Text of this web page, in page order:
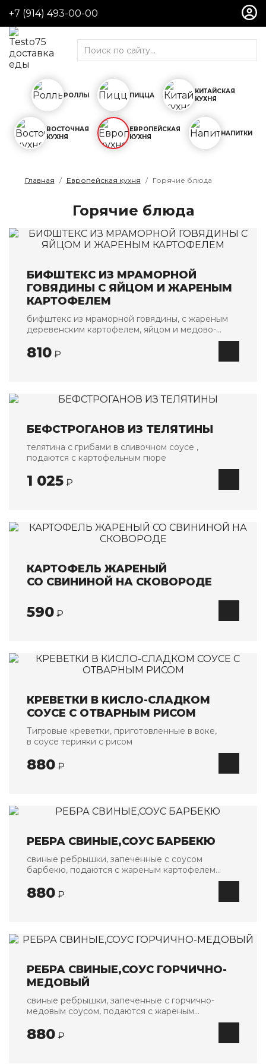
+7 (914) 493-00-00
Роллы
Холодные роллы
Поке
Сеты
Пицца
Пицца на тонком тесте
Пицца KING
Китайская кухня
Горячие блюда
Восточная кухня
Салаты
Закуски
Горячие блюда
Салаты
Первые блюда
Паста / WOK
Десерты
Банкетные блюда
Напитки
АКЦИИ
РОЛЛЫ ПИЦЦА
КИТАЙСКАЯ
КУХНЯ
ВОСТОЧНАЯ
КУХНЯ
ЕВРОПЕЙСКАЯ
КУХНЯ
НАПИТКИ
Главная Европейская кухня Горячие блюда
Горячие блюда
БИФШТЕКС ИЗ МРАМОРНОЙ
ГОВЯДИНЫ С ЯЙЦОМ И ЖАРЕНЫМ
КАРТОФЕЛЕМ
бифштекс из мраморной говядины, с жареным
деревенским картофелем, яйцом и медово-
810 ₽
БЕФСТРОГАНОВ ИЗ ТЕЛЯТИНЫ
телятина с грибами в сливочном соусе ,
подаются с картофельным пюре
1 025 ₽
КАРТОФЕЛЬ ЖАРЕНЫЙ
СО СВИНИНОЙ НА СКОВОРОДЕ
590 ₽
КРЕВЕТКИ В КИСЛО-СЛАДКОМ
СОУСЕ С ОТВАРНЫМ РИСОМ
Тигровые креветки, приготовленные в воке,
в соусе терияки с рисом
880 ₽
РЕБРА СВИНЫЕ,СОУС БАРБЕКЮ
свиные ребрышки, запеченные с соусом
барбекю, подаются с жареным картофелем
880 ₽
РЕБРА СВИНЫЕ,СОУС ГОРЧИЧНО-
МЕДОВЫЙ
свиные ребрышки, запеченные с горчично-
медовым соусом, подаются с жареным
880 ₽